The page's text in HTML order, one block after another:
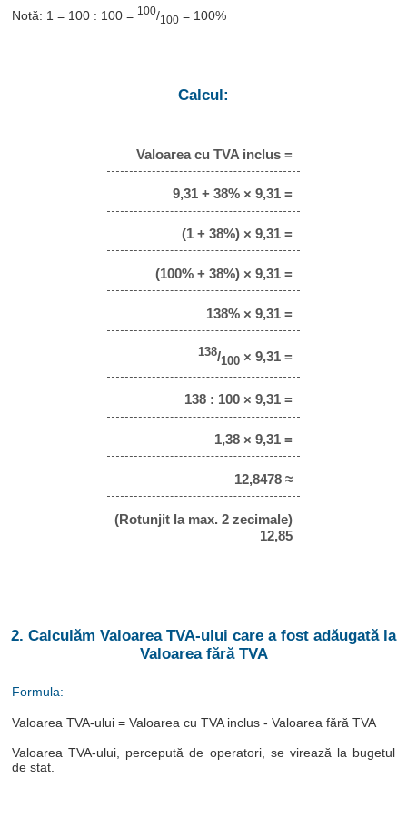
Notă: 1 = 100 : 100 = 100/100 = 100%
Calcul:
Valoarea cu TVA inclus =
9,31 + 38% × 9,31 =
(1 + 38%) × 9,31 =
(100% + 38%) × 9,31 =
138% × 9,31 =
138/100 × 9,31 =
138 : 100 × 9,31 =
1,38 × 9,31 =
12,8478 ≈
(Rotunjit la max. 2 zecimale)
12,85
2. Calculăm Valoarea TVA-ului care a fost adăugată la
Valoarea fără TVA
Formula:
Valoarea TVA-ului = Valoarea cu TVA inclus - Valoarea fără TVA
Valoarea TVA-ului, percepută de operatori, se virează la bugetul
de stat.